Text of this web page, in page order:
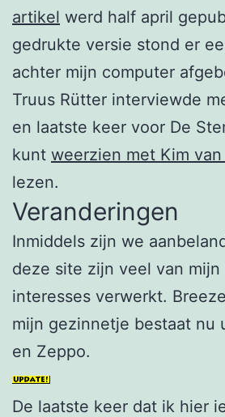
artikel werd half april
gedrukte versie stond er
achter mijn computer
Truus Rütter interviewde
en laatste keer voor De
kunt weerzien met Kim van
lezen.
Veranderingen
Inmiddels zijn we
deze site zijn veel van
interesses verwerkt.
mijn gezinnetje bestaat nu
en Zeppo.
De laatste keer dat ik hier